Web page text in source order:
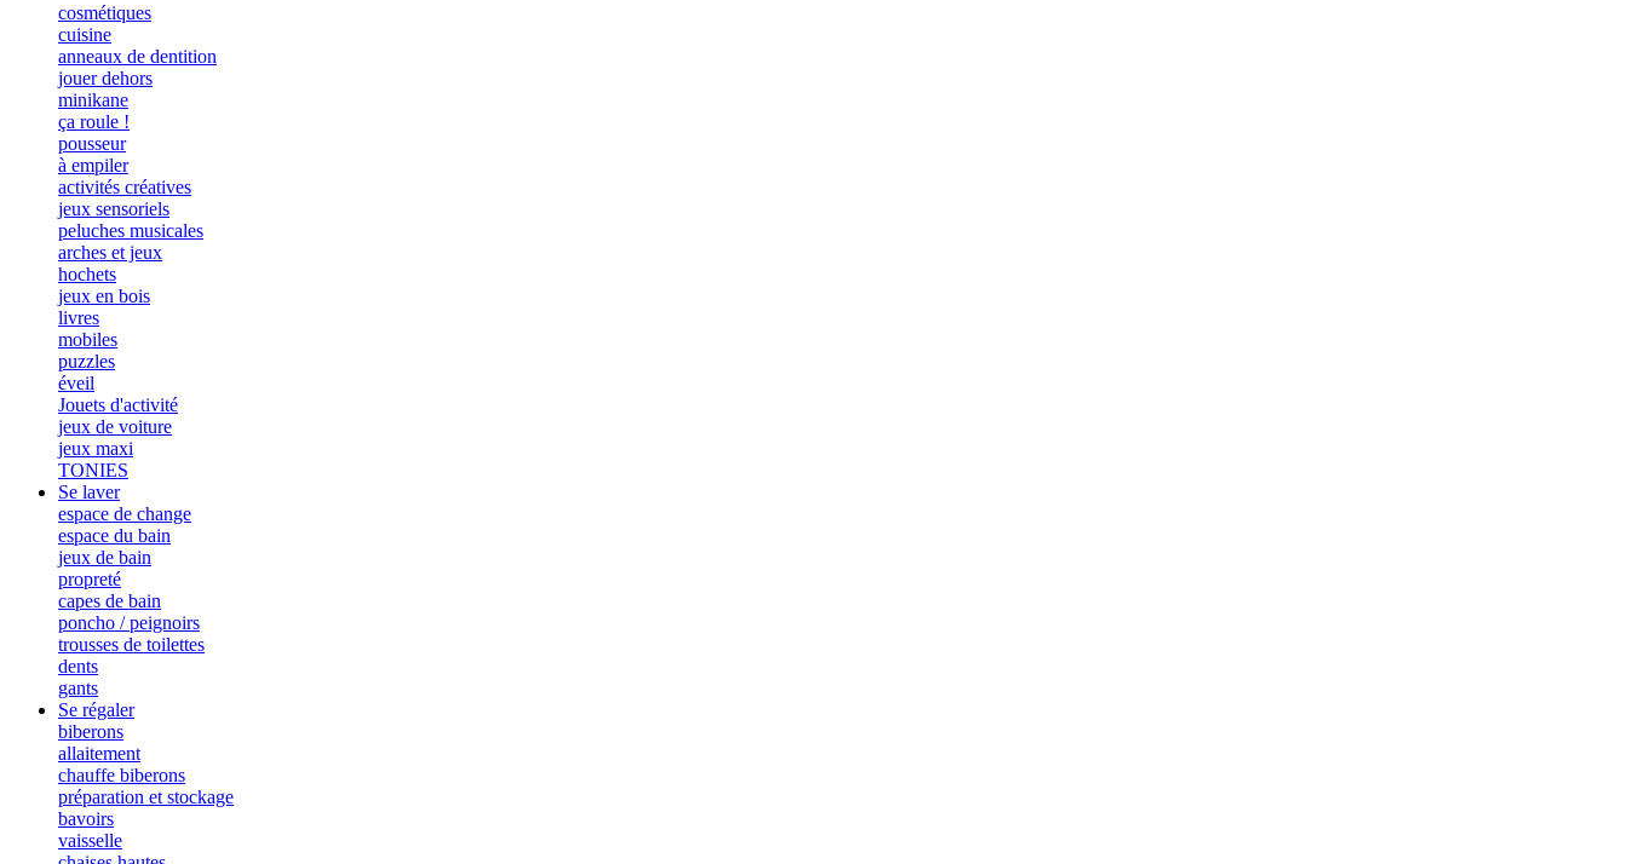
cosmétiques
cuisine
anneaux de dentition
jouer dehors
minikane
ça roule !
pousseur
à empiler
activités créatives
jeux sensoriels
peluches musicales
arches et jeux
hochets
jeux en bois
livres
mobiles
puzzles
éveil
Jouets d'activité
jeux de voiture
jeux maxi
TONIES
Se laver
espace de change
espace du bain
jeux de bain
propreté
capes de bain
poncho / peignoirs
trousses de toilettes
dents
gants
Se régaler
biberons
allaitement
chauffe biberons
préparation et stockage
bavoirs
vaisselle